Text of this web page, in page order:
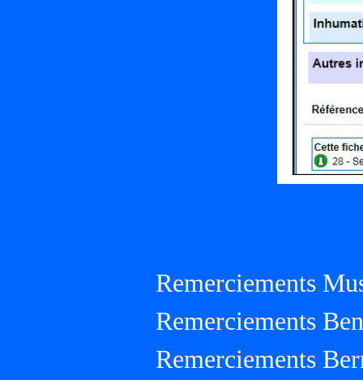
Remerciements
Remerciements
Remerciements